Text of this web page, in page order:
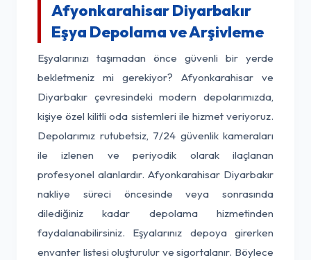
Afyonkarahisar Diyarbakır
Eşya Depolama ve Arşivleme
Eşyalarınızı taşımadan önce güvenli bir yerde
bekletmeniz mi gerekiyor? Afyonkarahisar ve
Diyarbakır çevresindeki modern depolarımızda,
kişiye özel kilitli oda sistemleri ile hizmet veriyoruz.
Depolarımız rutubetsiz, 7/24 güvenlik kameraları
ile izlenen ve periyodik olarak ilaçlanan
profesyonel alanlardır. Afyonkarahisar Diyarbakır
nakliye süreci öncesinde veya sonrasında
dilediğiniz kadar depolama hizmetinden
faydalanabilirsiniz. Eşyalarınız depoya girerken
envanter listesi oluşturulur ve sigortalanır. Böylece